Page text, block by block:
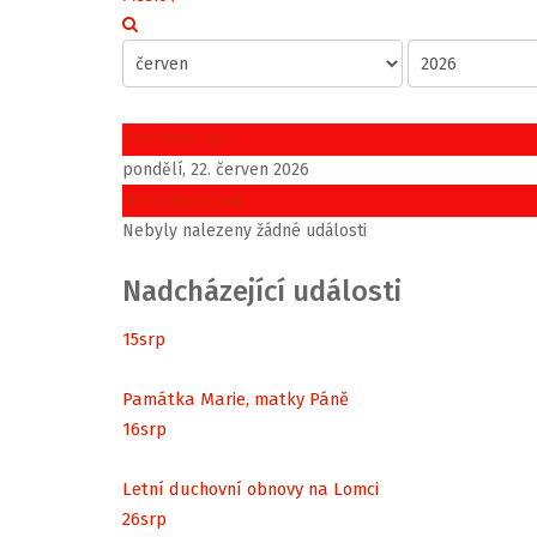
Předchozí den
pondělí, 22. červen 2026
Následující den
Nebyly nalezeny žádné události
Nadcházející události
15srp
Památka Marie, matky Páně
16srp
Letní duchovní obnovy na Lomci
26srp